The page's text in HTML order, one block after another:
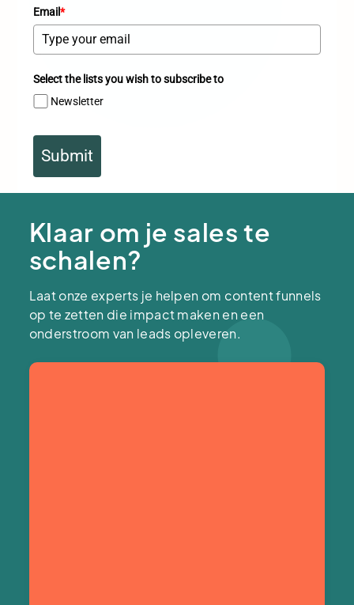
Email*
Select the lists you wish to subscribe to
Newsletter
Submit
Klaar om je sales te
schalen?
Laat onze experts je helpen om content funnels
op te zetten die impact maken en een
onderstroom van leads opleveren.